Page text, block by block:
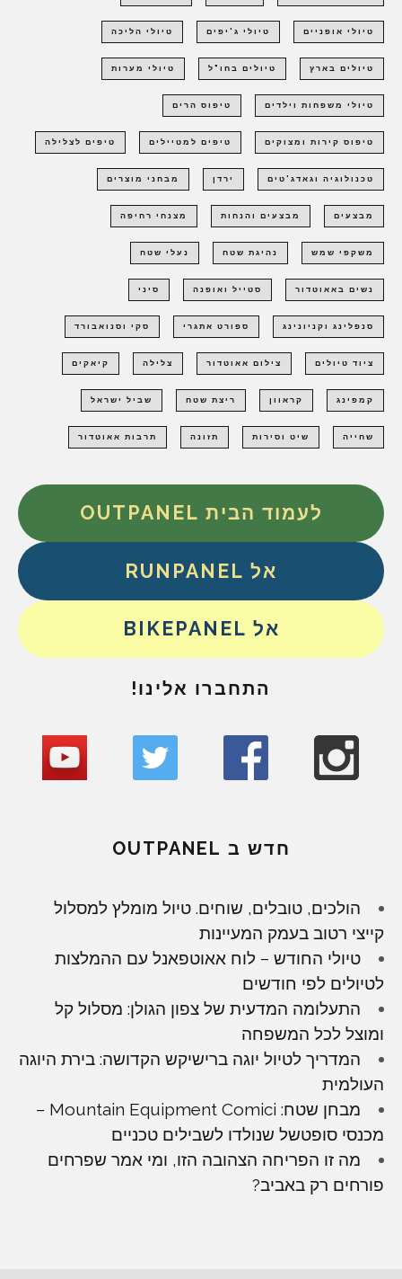
טיולי אופניים טיולי ג'יפים טיולי הליכה
טיולים בארץ טיולים בחו"ל טיולי מערות
טיולי משפחות וילדים טיפוס הרים
טיפוס קירות ומצוקים טיפים למטיילים טיפים לצלילה
טכנולוגיה וגאדג'טים ירדן מבחני מוצרים
מבצעים מבצעים והנחות מצנחי רחיפה
משקפי שמש נהיגת שטח נעלי שטח
נשים באאוטדור סטייל ואופנה סיני
סנפלינג וקניונינג ספורט אתגרי סקי וסנואבורד
ציוד טיולים צילום אאוטדור צלילה קיאקים
קמפינג קראוון ריצת שטח שביל ישראל
שחייה שיט וסירות תזונה תרבות אאוטדור
לעמוד הבית OUTPANEL
אל RUNPANEL
אל BIKEPANEL
התחברו אלינו!
חדש ב OUTPANEL
הולכים, טובלים, שוחים. טיול מומלץ למסלול
קייצי רטוב בעמק המעיינות
טיולי החודש – לוח אאוטפאנל עם ההמלצות
לטיולים לפי חודשים
התעלומה המדעית של צפון הגולן: מסלול קל
ומוצל לכל המשפחה
המדריך לטיול יוגה ברישיקש הקדושה: בירת היוגה
העולמית
מבחן שטח: Mountain Equipment Comici –
מכנסי סופטשל שנולדו לשבילים טכניים
מה זו הפריחה הצהובה הזו, ומי אמר שפרחים
פורחים רק באביב?